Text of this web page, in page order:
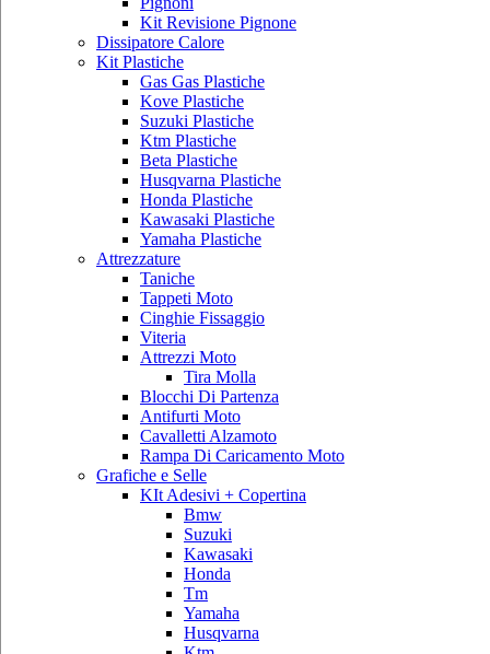
Kit Revisione Pignone
Dissipatore Calore
Kit Plastiche
Gas Gas Plastiche
Kove Plastiche
Suzuki Plastiche
Ktm Plastiche
Beta Plastiche
Husqvarna Plastiche
Honda Plastiche
Kawasaki Plastiche
Yamaha Plastiche
Attrezzature
Taniche
Tappeti Moto
Cinghie Fissaggio
Viteria
Attrezzi Moto
Tira Molla
Blocchi Di Partenza
Antifurti Moto
Cavalletti Alzamoto
Rampa Di Caricamento Moto
Grafiche e Selle
KIt Adesivi + Copertina
Bmw
Suzuki
Kawasaki
Honda
Tm
Yamaha
Husqvarna